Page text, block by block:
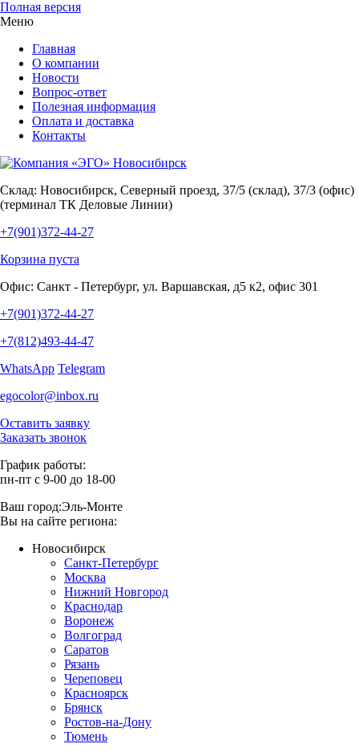
Полная версия
Меню
Главная
О компании
Новости
Вопрос-ответ
Полезная информация
Оплата и доставка
Контакты
Склад: Новосибирск, Северный проезд, 37/5 (склад), 37/3 (офис)
(терминал ТК Деловые Линии)
+7(901)372-44-27
Корзина пуста
Офис: Санкт - Петербург, ул. Варшавская, д5 к2, офис 301
+7(901)372-44-27
+7(812)493-44-47
WhatsApp Telegram
egocolor@inbox.ru
Оставить заявку
Заказать звонок
График работы:
пн-пт с 9-00 до 18-00
Ваш город:Эль-Монте
Вы на сайте региона:
Новосибирск
Санкт-Петербург
Москва
Нижний Новгород
Краснодар
Воронеж
Волгоград
Саратов
Рязань
Череповец
Красноярск
Брянск
Ростов-на-Дону
Тюмень